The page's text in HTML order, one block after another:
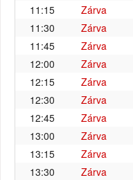
11:15
Zárva
11:30
Zárva
11:45
Zárva
12:00
Zárva
12:15
Zárva
12:30
Zárva
12:45
Zárva
13:00
Zárva
13:15
Zárva
13:30
Zárva